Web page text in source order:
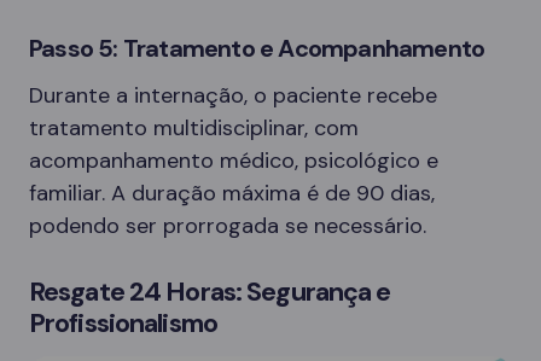
Passo 5: Tratamento e Acompanhamento
Durante a internação, o paciente recebe
tratamento multidisciplinar, com
acompanhamento médico, psicológico e
familiar. A duração máxima é de 90 dias,
podendo ser prorrogada se necessário.
Resgate 24 Horas: Segurança e
Profissionalismo